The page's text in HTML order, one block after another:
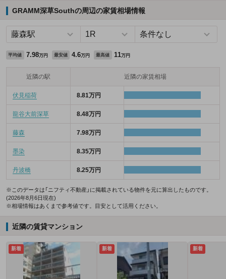
GRAMM深草Southの周辺の家賃相場情報
平均値 7.98万円 最安値 4.6万円 最高値 11万円
近隣の駅 近隣の家賃相場
伏見稲荷 8.81万円
龍谷大前深草 8.48万円
藤森 7.98万円
墨染 8.35万円
丹波橋 8.25万円
※このデータは「ニフティ不動産」に掲載されている物件を元に算出したものです。
(2026年8月6日現在)
※相場情報はあくまで参考値です。目安として活用ください。
近隣の賃貸マンション
新着 新着 新着